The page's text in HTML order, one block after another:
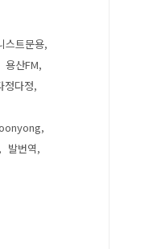
스트문용
용산FM
정다정
발번역